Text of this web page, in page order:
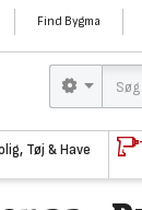
Find Bygma
Tøj & Have